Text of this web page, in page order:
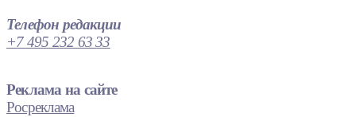
Телефон редакции
+7 495 232 63 33
Реклама на сайте
Росреклама